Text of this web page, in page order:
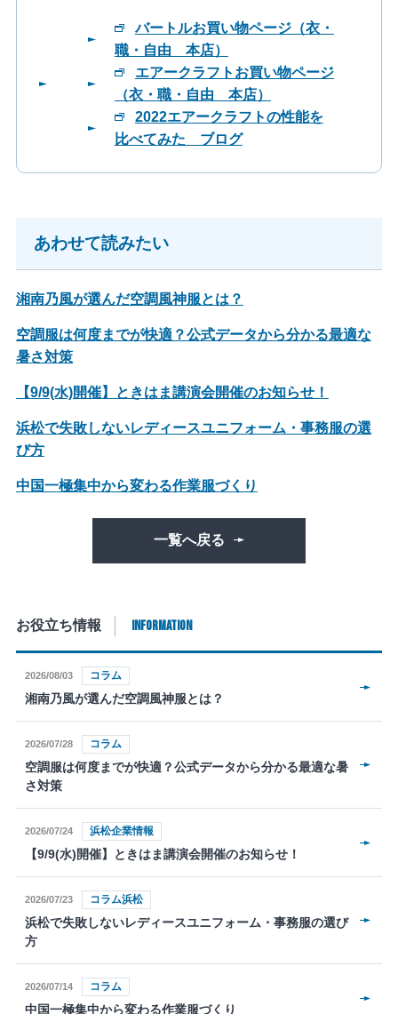
バートルお買い物ページ（衣・
職・自由 本店）
エアークラフトお買い物ページ
（衣・職・自由 本店）
2022エアークラフトの性能を
比べてみた ブログ
あわせて読みたい
湘南乃風が選んだ空調風神服とは？
空調服は何度までが快適？公式データから分かる最適な
暑さ対策
【9/9(水)開催】ときはま講演会開催のお知らせ！
浜松で失敗しないレディースユニフォーム・事務服の選
び方
中国一極集中から変わる作業服づくり
一覧へ戻る
お役立ち情報 INFORMATION
2026/08/03 コラム
湘南乃風が選んだ空調風神服とは？
2026/07/28 コラム
空調服は何度までが快適？公式データから分かる最適な暑
さ対策
2026/07/24 浜松企業情報
【9/9(水)開催】ときはま講演会開催のお知らせ！
2026/07/23 コラム浜松
浜松で失敗しないレディースユニフォーム・事務服の選び
方
2026/07/14 コラム
中国一極集中から変わる作業服づくり